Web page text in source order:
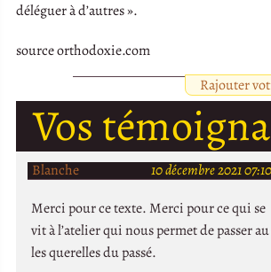
déléguer à d’autres ».
source orthodoxie.com
Rajouter
Vos
Blanche
10 décembre 2021 07:10
Merci pour ce texte. Merci pour ce qui se
vit à l’atelier qui nous permet de passer
les querelles du passé.